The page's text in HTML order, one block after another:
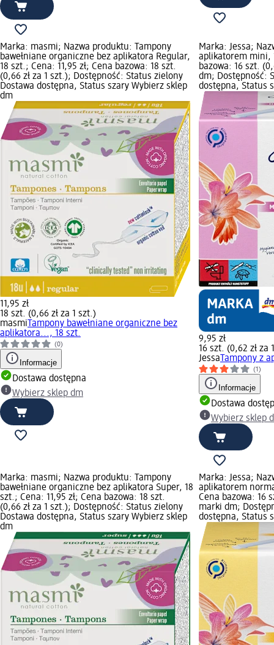
Marka: masmi; Nazwa produktu: Tampony
bawełniane organiczne bez aplikatora Regular,
18 szt.; Cena: 11,95 zł; Cena bazowa: 18 szt.
(0,66 zł za 1 szt.); Dostępność: Status zielony
Dostawa dostępna, Status szary Wybierz sklep
dm
11,95 zł
18 szt. (0,66 zł za 1 szt.)
masmi Tampony bawełniane organiczne bez
aplikatora..., 18 szt.
(0)
Informacje
Dostawa dostępna
Wybierz sklep dm
Marka: Jessa;
aplikatorem mini,
bazowa: 16 szt.
dm; Dostępność:
dostępna, Status
9,95 zł
16 szt. (0,62 zł za
Jessa Tampony z
(1)
Informacje
Dostawa
Wybierz sklep
Marka: masmi; Nazwa produktu: Tampony
bawełniane organiczne bez aplikatora Super, 18
szt.; Cena: 11,95 zł; Cena bazowa: 18 szt.
(0,66 zł za 1 szt.); Dostępność: Status zielony
Dostawa dostępna, Status szary Wybierz sklep
dm
Marka: Jessa;
aplikatorem
Cena bazowa: 16
marki dm;
dostępna, Status